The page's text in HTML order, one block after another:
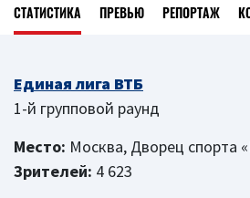
СТАТИСТИКА ПРЕВЬЮ РЕПОРТАЖ
Единая лига ВТБ
1-й групповой раунд
Место: Москва, Дворец спорта
Зрителей: 4 623